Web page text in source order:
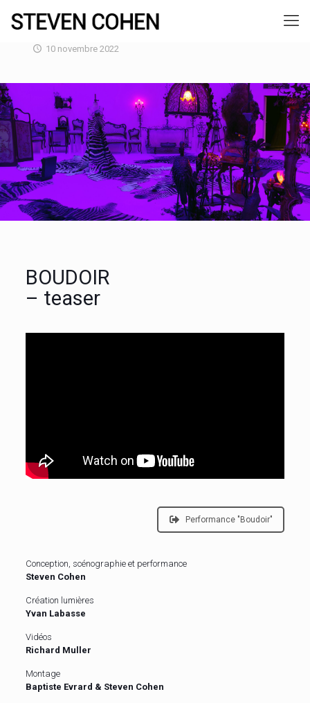
10 novembre 2022
BOUDOIR
– teaser
Performance "Boudoir"
Conception, scénographie et performance
Steven Cohen
Création lumières
Yvan Labasse
Vidéos
Richard Muller
Montage
Baptiste Evrard & Steven Cohen